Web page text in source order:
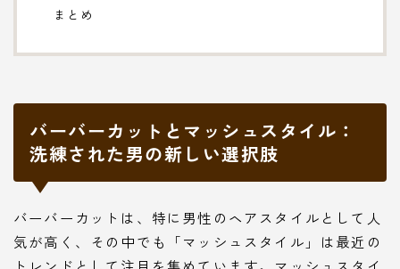
まとめ
バーバーカットとマッシュスタイル：
洗練された男の新しい選択肢
バーバーカットは、特に男性のヘアスタイルとして人
気が高く、その中でも「マッシュスタイル」は最近の